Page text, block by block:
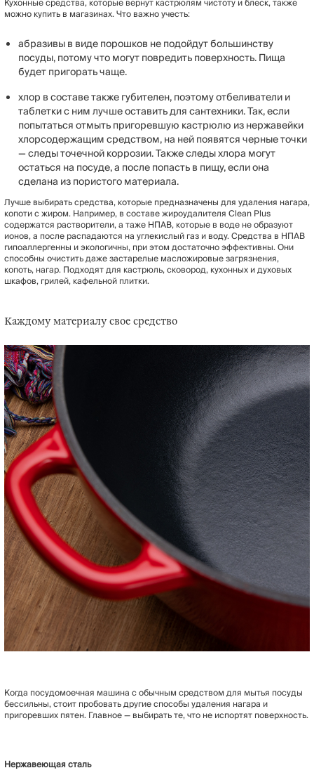
можно купить в магазинах. Что важно учесть:
абразивы в виде порошков не подойдут большинству
посуды, потому что могут повредить поверхность. Пища
будет пригорать чаще.
хлор в составе также губителен, поэтому отбеливатели и
таблетки с ним лучше оставить для сантехники. Так, если
попытаться отмыть пригоревшую кастрюлю из нержавейки
хлорсодержащим средством, на ней появятся черные точки
— следы точечной коррозии. Также следы хлора могут
остаться на посуде, а после попасть в пищу, если она
сделана из пористого материала.
Лучше выбирать средства, которые предназначены для удаления нагара,
копоти с жиром. Например, в составе жироудалителя Clean Plus
содержатся растворители, а таже НПАВ, которые в воде не образуют
ионов, а после распадаются на углекислый газ и воду. Средства в НПАВ
гипоаллергенны и экологичны, при этом достаточно эффективны. Они
способны очистить даже застарелые масложировые загрязнения,
копоть, нагар. Подходят для кастрюль, сковород, кухонных и духовых
шкафов, грилей, кафельной плитки.
Каждому материалу свое средство
Когда посудомоечная машина с обычным средством для мытья посуды
бессильны, стоит пробовать другие способы удаления нагара и
пригоревших пятен. Главное — выбирать те, что не испортят поверхность.
Нержавеющая сталь